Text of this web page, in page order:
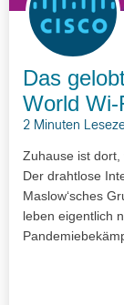
Das
World
2 Minuten
Zuhause ist dort,
Der drahtlose
Maslow‘sches
leben eigentlich